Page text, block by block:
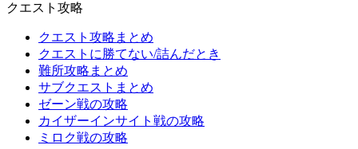
クエスト攻略
クエスト攻略まとめ
クエストに勝てない/詰んだとき
難所攻略まとめ
サブクエストまとめ
ゼーン戦の攻略
カイザーインサイト戦の攻略
ミロク戦の攻略